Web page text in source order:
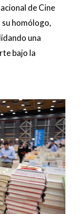
de Cine
su homólogo,
una
bajo la